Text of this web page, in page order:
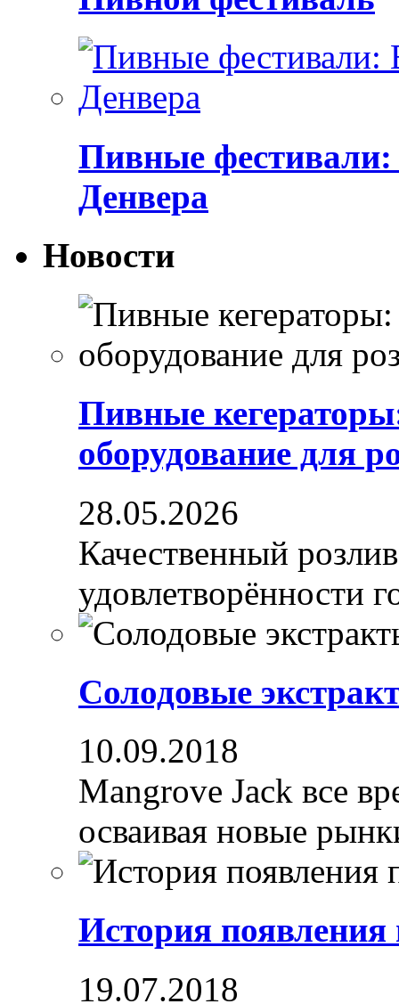
Пивные фестивали:
Денвера
Новости
Пивные
оборудование для
28.05.2026
Качественный
удовлетворённости
Солодовые
10.09.2018
Mangrove Jack все
осваивая новые
История появления
19.07.2018